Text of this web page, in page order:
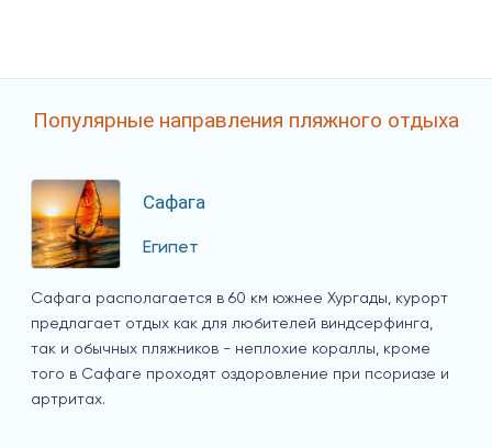
Популярные направления пляжного отдыха
Сафага
Египет
Сафага располагается в 60 км южнее Хургады, курорт
предлагает отдых как для любителей виндсерфинга,
так и обычных пляжников - неплохие кораллы, кроме
того в Сафаге проходят оздоровление при псориазе и
артритах.